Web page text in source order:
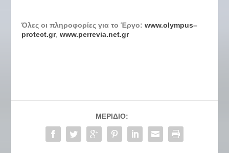
Όλες οι πληροφορίες για το Έργο:www.olympus–
protect.gr,www.perrevia.net.gr
ΜΕΡΊΔΙΟ: